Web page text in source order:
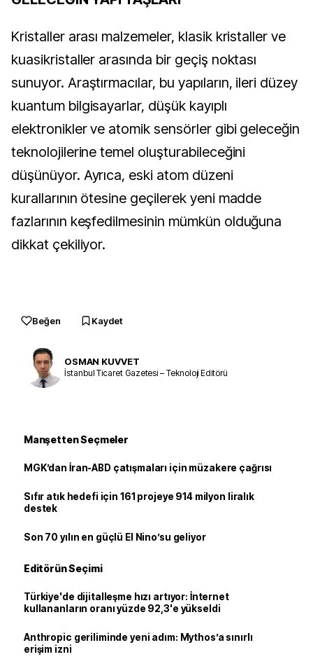
Kristaller arası malzemeler, klasik kristaller ve
kuasikristaller arasında bir geçiş noktası
sunuyor. Araştırmacılar, bu yapıların, ileri düzey
kuantum bilgisayarlar, düşük kayıplı
elektronikler ve atomik sensörler gibi geleceğin
teknolojilerine temel oluşturabileceğini
düşünüyor. Ayrıca, eski atom düzeni
kurallarının ötesine geçilerek yeni madde
fazlarının keşfedilmesinin mümkün olduğuna
dikkat çekiliyor.
Beğen Kaydet
OSMAN KUVVET
İstanbul Ticaret Gazetesi – Teknoloji Editörü
Manşetten Seçmeler
MGK’dan İran-ABD çatışmaları için müzakere çağrısı
Sıfır atık hedefi için 161 projeye 914 milyon liralık
destek
Son 70 yılın en güçlü El Nino’su geliyor
Editörün Seçimi
Türkiye'de dijitalleşme hızı artıyor: İnternet
kullananların oranı yüzde 92,3'e yükseldi
Anthropic geriliminde yeni adım: Mythos’a sınırlı
erişim izni